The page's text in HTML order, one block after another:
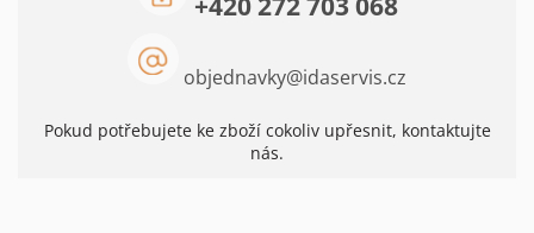
objednavky@idaservis.cz
Pokud potřebujete ke zboží cokoliv upřesnit, kontaktujte
nás.